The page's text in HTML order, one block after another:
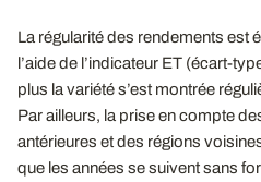
La régularité des rendements est
l’aide de l’indicateur ET (écart-
plus la variété s’est montrée
Par ailleurs, la prise en compte
antérieures et des régions
que les années se suivent sans